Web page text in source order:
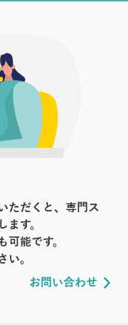
ただくと、専門ス
す。
能です。
い。
お問い合わせ